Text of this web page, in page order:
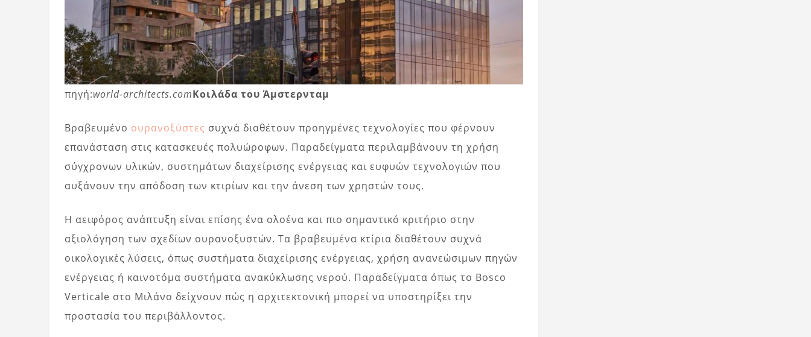
πηγή:world-architects.comΚοιλάδα του Άμστερνταμ
Βραβευμένο ουρανοξύστες συχνά διαθέτουν προηγμένες τεχνολογίες που φέρνουν
επανάσταση στις κατασκευές πολυώροφων. Παραδείγματα περιλαμβάνουν τη χρήση
σύγχρονων υλικών, συστημάτων διαχείρισης ενέργειας και ευφυών τεχνολογιών που
αυξάνουν την απόδοση των κτιρίων και την άνεση των χρηστών τους.
Η αειφόρος ανάπτυξη είναι επίσης ένα ολοένα και πιο σημαντικό κριτήριο στην
αξιολόγηση των σχεδίων ουρανοξυστών. Τα βραβευμένα κτίρια διαθέτουν συχνά
οικολογικές λύσεις, όπως συστήματα διαχείρισης ενέργειας, χρήση ανανεώσιμων πηγών
ενέργειας ή καινοτόμα συστήματα ανακύκλωσης νερού. Παραδείγματα όπως το Bosco
Verticale στο Μιλάνο δείχνουν πώς η αρχιτεκτονική μπορεί να υποστηρίξει την
προστασία του περιβάλλοντος.